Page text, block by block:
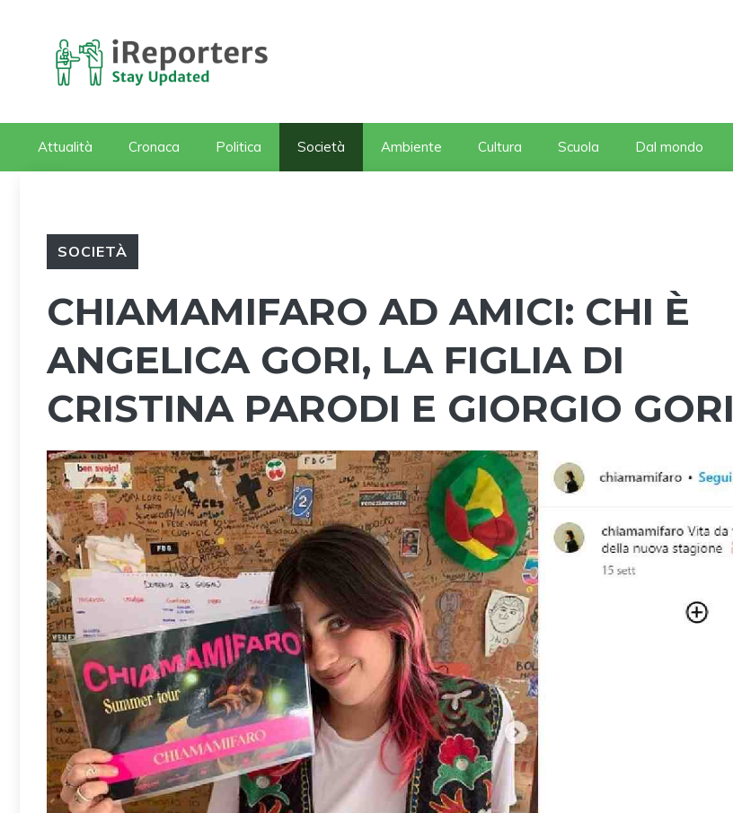
contenuto
Attualità Cronaca Politica Società Ambiente Cultura Scuola Dal mondo
SOCIETÀ
CHIAMAMIFARO AD AMICI: CHI È
ANGELICA GORI, LA FIGLIA DI
CRISTINA PARODI E GIORGIO GORI